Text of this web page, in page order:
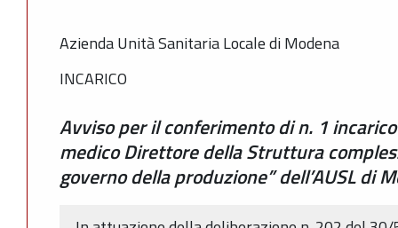
Azienda Unità Sanitaria Locale di Modena
INCARICO
Avviso per il conferimento di n. 1
medico Direttore della Struttura
governo della produzione” dell’AUSL di